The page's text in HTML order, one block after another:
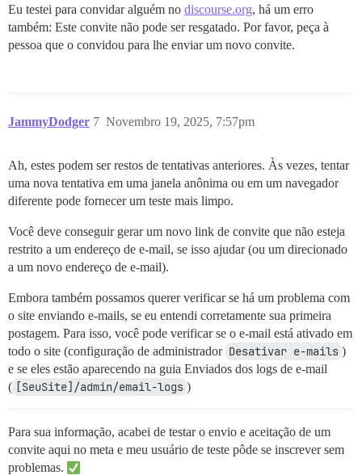
Eu testei para convidar alguém no discourse.org, há um erro
também: Este convite não pode ser resgatado. Por favor, peça à
pessoa que o convidou para lhe enviar um novo convite.
JammyDodger Novembro 19, 2025, 7:57pm
7
Ah, estes podem ser restos de tentativas anteriores. Às vezes, tentar
uma nova tentativa em uma janela anônima ou em um navegador
diferente pode fornecer um teste mais limpo.
Você deve conseguir gerar um novo link de convite que não esteja
restrito a um endereço de e-mail, se isso ajudar (ou um direcionado
a um novo endereço de e-mail).
Embora também possamos querer verificar se há um problema com
o site enviando e-mails, se eu entendi corretamente sua primeira
postagem. Para isso, você pode verificar se o e-mail está ativado em
todo o site (configuração de administrador Desativar e-mails )
e se eles estão aparecendo na guia Enviados dos logs de e-mail
( [SeuSite]/admin/email-logs )
Para sua informação, acabei de testar o envio e aceitação de um
convite aqui no meta e meu usuário de teste pôde se inscrever sem
problemas.